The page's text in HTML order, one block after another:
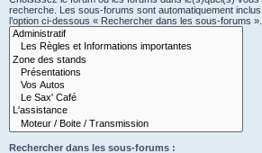
recherche. Les sous-forums sont automatiquement
l’option ci-dessous « Rechercher dans les sous-forums ».
Rechercher dans les sous-forums :